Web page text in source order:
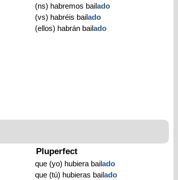
(ns) habremos bailado
(vs) habréis bailado
(ellos) habrán bailado
Pluperfect
que (yo) hubiera bailado
que (tú) hubieras bailado